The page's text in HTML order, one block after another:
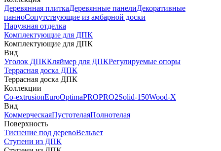
Деревянная плиткаДеревянные панелиДекоративные
панноСопутствующие из амбарной доски
Наружная отделка
Комплектующие для ДПК
Комплектующие для ДПК
Вид
Уголок ДПККляймер для ДПКРегулируемые опоры
Террасная доска ДПК
Террасная доска ДПК
Коллекции
Co-extrusionEuroOptimaPROPRO2Solid-150Wood-X
Вид
КоммерческаяПустотелаяПолнотелая
Поверхность
Тиснение под деревоВельвет
Ступени из ДПК